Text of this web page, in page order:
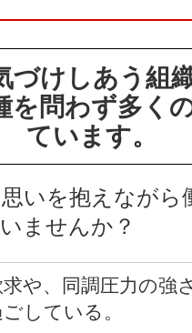
づけしあう組
を問わず多く
ています。
いを抱えながら
ませんか？
求や、同調圧力の強
している。